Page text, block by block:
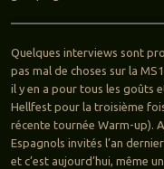
Quelques interviews sont
pas mal de choses sur la
il y en a pour tous les goûts
Hellfest pour la troisième
récente tournée Warm-up).
Espagnols invités l’an
et c’est aujourd’hui, même